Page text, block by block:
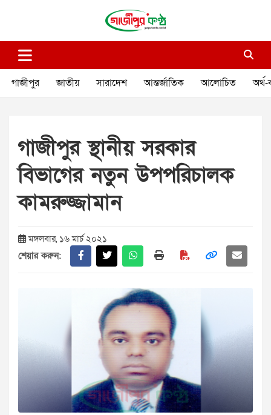
গাজীপুর কণ্ঠ
গাজীপুর জাতীয় সারাদেশ আন্তর্জাতিক আলোচিত অর্থ-
গাজীপুর স্থানীয় সরকার
বিভাগের নতুন উপপরিচালক
কামরুজ্জামান
মঙ্গলবার, ১৬ মার্চ ২০২১
শেয়ার করুন: